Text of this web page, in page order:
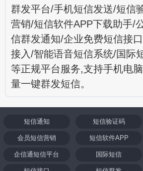
群发平台/手机短信发送/短信
营销/短信软件APP下载助手/
信群发通知/企业免费短信接
接入/智能语音短信系统/国际
等正规平台服务,支持手机电
量一键群发短信。
短信通知 短信验证码
会员短信营销 短信软件APP
企信通短信平台 国际短信